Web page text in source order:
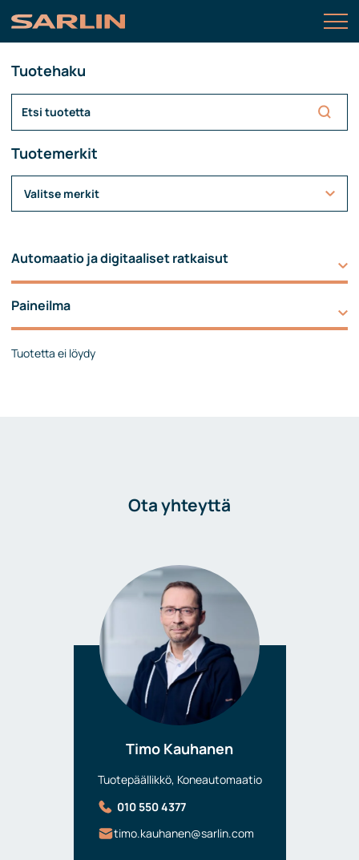
Tuotehaku
Tuotemerkit
Valitse merkit
Automaatio ja digitaaliset ratkaisut
Paineilma
Tuotetta ei löydy
Ota yhteyttä
Timo Kauhanen
Tuotepäällikkö, Koneautomaatio
010 550 4377
timo.kauhanen@sarlin.com